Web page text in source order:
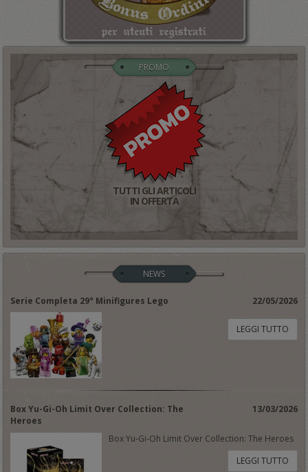
PROMO
TUTTI GLI ARTICOLI
IN OFFERTA
NEWS
Serie Completa 29° Minifigures Lego 22/05/2026
LEGGI TUTTO
Box Yu-Gi-Oh Limit Over Collection: The
Heroes
13/03/2026
Box Yu-Gi-Oh Limit Over Collection: The Heroes
LEGGI TUTTO